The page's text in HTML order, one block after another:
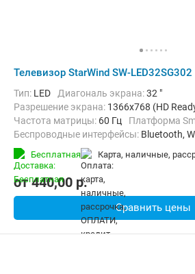
Телевизор StarWind SW-LED32SG302
Тип: LED Диагональ экрана:32 "
Разрешение экрана: 1366x768 (HD
Частота матрицы: 60 Гц Платформа
Беспроводные интерфейсы: Bluetooth,
Бесплатная карта, наличные,
от440,00 p.
Сравнить цены